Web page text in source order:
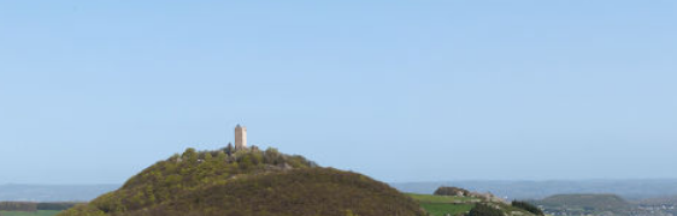
mit Hilfe von Bund, Land, Kreis und Gemeinde sowie einem rührigen Förderverein
restauriert worden und heute für Konzerte und kulturelle Veranstaltungen genutzt.
kann auch von innen besichtigt werden. Der Schlüssel ist im Nachbarhaus erhältlich.